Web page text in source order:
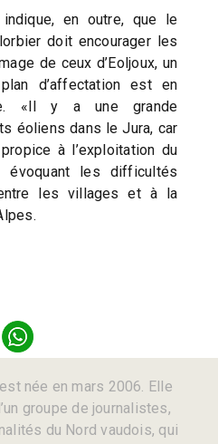
indique, en outre, que le
doit encourager les
de ceux d’Eoljoux, un
d’affectation est en
«Il y a une grande
éoliens dans le Jura, car
à l’exploitation du
évoquant les difficultés
les villages et à la
née en mars 2006. Elle
groupe de journalistes,
du Nord vaudois, qui